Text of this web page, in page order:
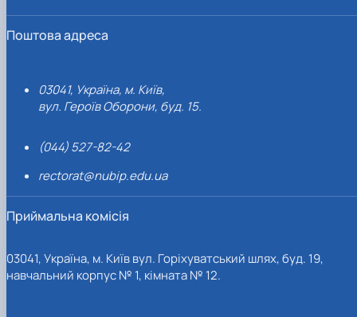
Поштова адреса
03041, Україна, м. Київ,
вул. Героїв Оборони, буд. 15.
(044) 527-82-42
rectorat@nubip.edu.ua
Приймальна комісія
03041, Україна, м. Київ вул. Горіхуватський шлях, буд. 19,
навчальний корпус № 1, кімната № 12.